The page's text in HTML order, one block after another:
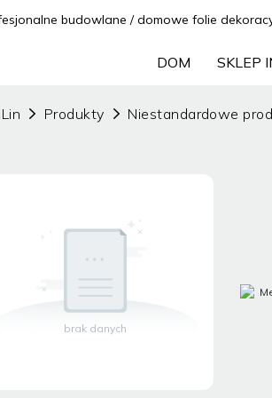
budowlane / domowe folie
DOM SKLEP
Produkty Niestandardowe
brak danych